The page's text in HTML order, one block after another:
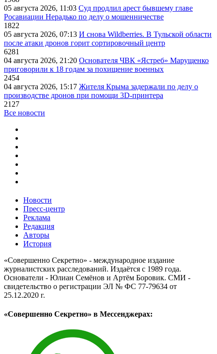
05 августа 2026, 11:03 Суд продлил арест бывшему главе
Росавиации Нерадько по делу о мошенничестве
1822
05 августа 2026, 07:13 И снова Wildberries. В Тульской области
после атаки дронов горит сортировочный центр
6281
04 августа 2026, 21:20 Основателя ЧВК «Ястреб» Марущенко
приговорили к 18 годам за похищение военных
2454
04 августа 2026, 15:17 Жителя Крыма задержали по делу о
производстве дронов при помощи 3D‑принтера
2127
Все новости
Новости
Пресс-центр
Реклама
Редакция
Авторы
История
«Совершенно Секретно» - международное издание
журналистских расследований. Издаётся с 1989 года.
Основатели - Юлиан Семёнов и Артём Боровик. CМИ -
свидетельство о регистрации ЭЛ № ФС 77-79634 от
25.12.2020 г.
«Совершенно Секретно» в Мессенджерах: